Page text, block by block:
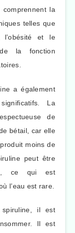
la
telles que
l’obésité et le
la fonction
a également
La
de
bétail, car elle
moins de
peut être
ce qui est
l’eau est rare.
il est
Il est